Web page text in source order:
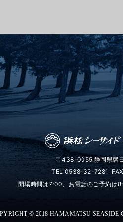
〒438-0055 静岡県磐
TEL 0538-32-7281
開場時間は7:00、お電話のご予約は
© 2018 HAMAMATSU SEASIDE